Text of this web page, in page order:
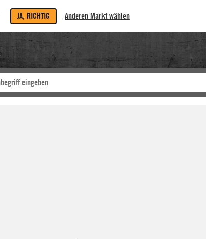
JA, RICHTIG Anderen Markt wählen